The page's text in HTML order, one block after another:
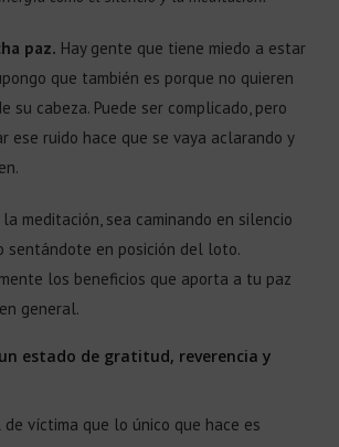
paz. Hay gente que tiene miedo a estar
que también es porque no quieren
su cabeza. Puede ser complicado, pero
ese ruido hace que se vaya aclarando y
meditación, sea caminando en silencio
sentándote en posición del loto.
los beneficios que aporta a tu paz
general.
estado de gratitud, reverencia y
víctima que lo único que hace es